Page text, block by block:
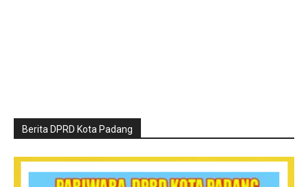
Berita DPRD Kota Padang